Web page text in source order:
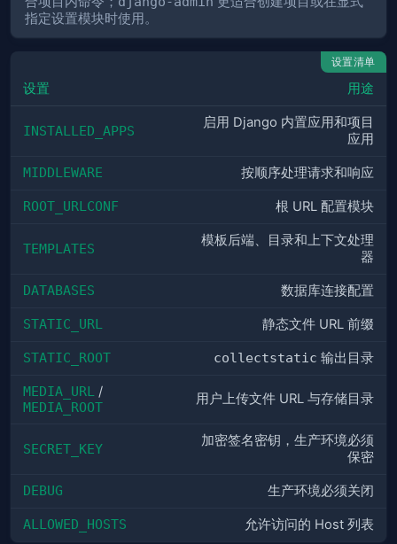
指定设置模块时使用。
设置清单
设置 用途
INSTALLED_APPS
启用 Django 内置应用和项目
应用
MIDDLEWARE 按顺序处理请求和响应
ROOT_URLCONF 根 URL 配置模块
TEMPLATES
模板后端、目录和上下文处理
器
DATABASES 数据库连接配置
STATIC_URL 静态文件 URL 前缀
STATIC_ROOT collectstatic 输出目录
MEDIA_URL /
MEDIA_ROOT
用户上传文件 URL 与存储目录
SECRET_KEY
加密签名密钥，生产环境必须
保密
DEBUG 生产环境必须关闭
ALLOWED_HOSTS 允许访问的 Host 列表